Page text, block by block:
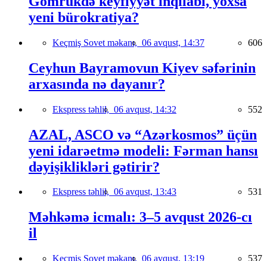
yeni bürokratiya?
Keçmiş Sovet məkanı, 06 avqust, 14:37 606
Ceyhun Bayramovun Kiyev səfərinin
arxasında nə dayanır?
Ekspress təhlil, 06 avqust, 14:32 552
AZAL, ASCO və “Azərkosmos” üçün
yeni idarəetmə modeli: Fərman hansı
dəyişiklikləri gətirir?
Ekspress təhlil, 06 avqust, 13:43 531
Məhkəmə icmalı: 3–5 avqust 2026-cı
il
Keçmiş Sovet məkanı, 06 avqust, 13:19 537